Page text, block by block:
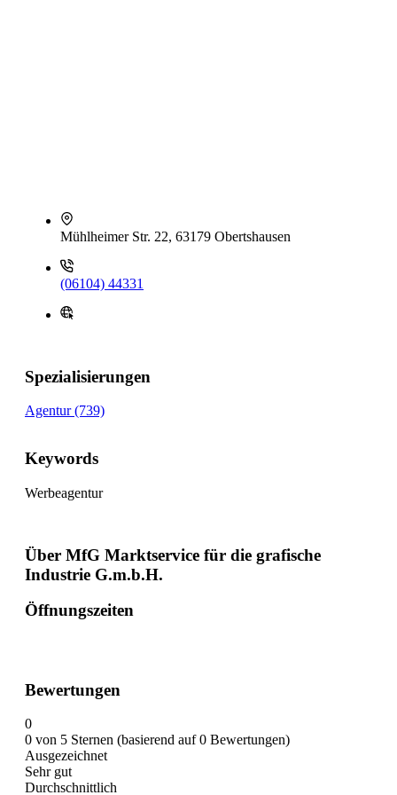
Mühlheimer Str. 22, 63179 Obertshausen
(06104) 44331
Spezialisierungen
Agentur (739)
Keywords
Werbeagentur
Über MfG Marktservice für die grafische
Industrie G.m.b.H.
Öffnungszeiten
Bewertungen
0
0 von 5 Sternen (basierend auf 0 Bewertungen)
Ausgezeichnet
Sehr gut
Durchschnittlich